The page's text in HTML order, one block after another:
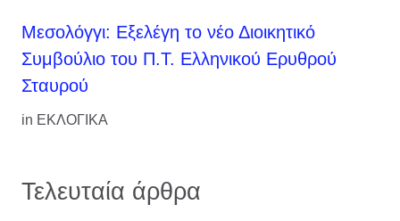
Μεσολόγγι: Εξελέγη το νέο Διοικητικό
Συμβούλιο του Π.Τ. Ελληνικού Ερυθρού
Σταυρού
in ΕΚΛΟΓΙΚΑ
Τελευταία άρθρα